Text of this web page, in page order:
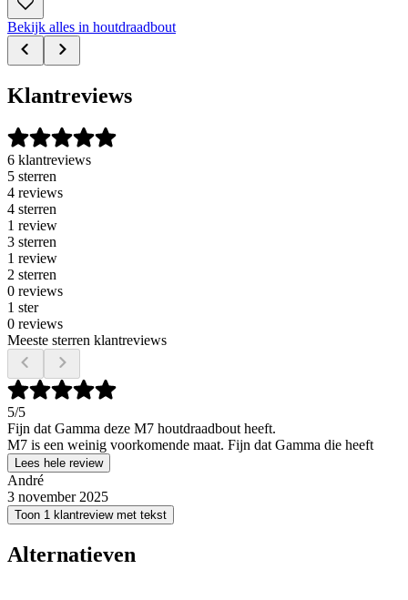
Bekijk alles in houtdraadbout
Klantreviews
6 klantreviews
5 sterren
4 reviews
4 sterren
1 review
3 sterren
1 review
2 sterren
0 reviews
1 ster
0 reviews
Meeste sterren klantreviews
5/5
Fijn dat Gamma deze M7 houtdraadbout heeft.
M7 is een weinig voorkomende maat. Fijn dat Gamma die heeft
Lees hele review
André
3 november 2025
Toon 1 klantreview met tekst
Alternatieven